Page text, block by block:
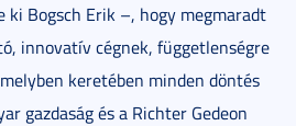
Bogsch Erik –, hogy megmaradt
innovatív cégnek, függetlenségre
keretében minden döntés
gazdaság és a Richter Gedeon